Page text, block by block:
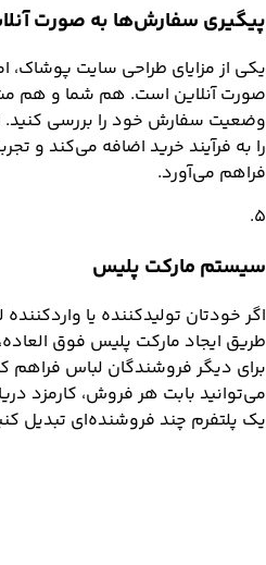
پیگیری سفارش‌ها به صورت
یکی از مزایای طراحی سایت
صورت آنلاین است. هم شما و هم
وضعیت سفارش خود را بررسی کنید.
را به فرآیند خرید اضافه می‌کند و
فراهم می‌آورد.
5
.
سیستم مارکت پلیس
اگر خودتان تولیدکننده یا
طریق ایجاد مارکت پلیس فوق
برای دیگر فروشندگان لباس فراهم
می‌توانید بابت هر فروش، کارمزد
یک پلتفرم چند فروشنده‌ای تبدیل